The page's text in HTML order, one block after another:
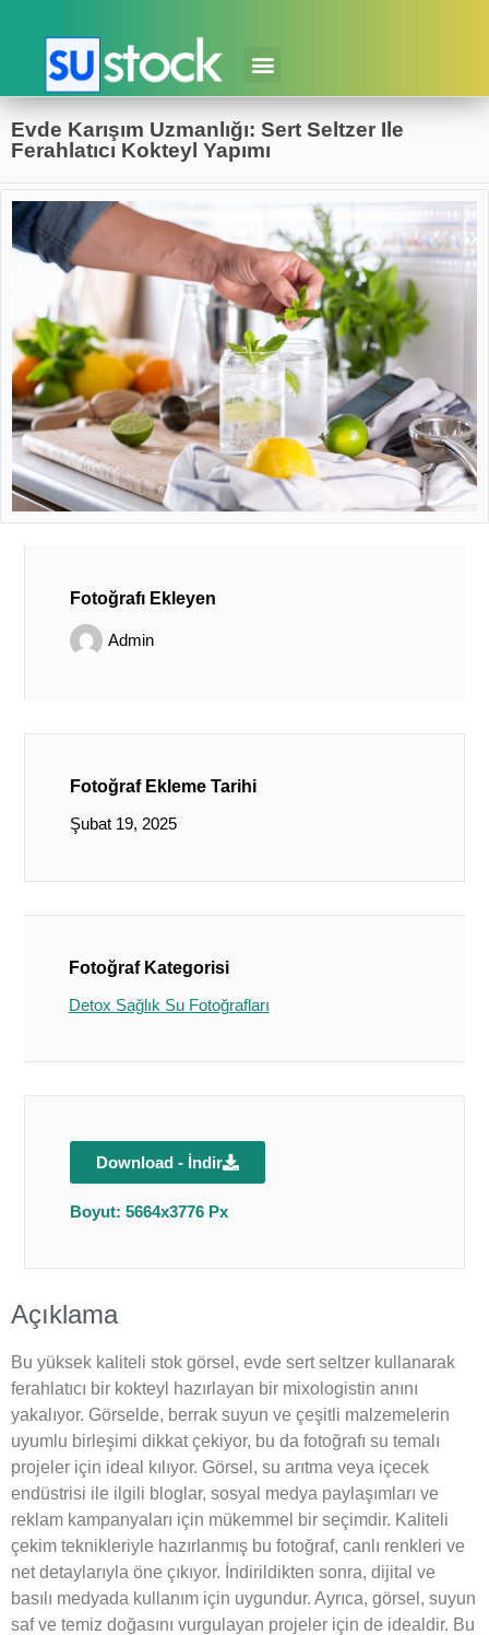
Evde Karışım Uzmanlığı: Sert Seltzer Ile
Ferahlatıcı Kokteyl Yapımı
Fotoğrafı Ekleyen
Admin
Fotoğraf Ekleme Tarihi
Şubat 19, 2025
Fotoğraf Kategorisi
Detox Sağlık Su Fotoğrafları
Download - İndir
Boyut: 5664x3776 Px
Açıklama
Bu yüksek kaliteli stok görsel, evde sert seltzer kullanarak
ferahlatıcı bir kokteyl hazırlayan bir mixologistin anını
yakalıyor. Görselde, berrak suyun ve çeşitli malzemelerin
uyumlu birleşimi dikkat çekiyor, bu da fotoğrafı su temalı
projeler için ideal kılıyor. Görsel, su arıtma veya içecek
endüstrisi ile ilgili bloglar, sosyal medya paylaşımları ve
reklam kampanyaları için mükemmel bir seçimdir. Kaliteli
çekim teknikleriyle hazırlanmış bu fotoğraf, canlı renkleri ve
net detaylarıyla öne çıkıyor. İndirildikten sonra, dijital ve
basılı medyada kullanım için uygundur. Ayrıca, görsel, suyun
saf ve temiz doğasını vurgulayan projeler için de idealdir. Bu